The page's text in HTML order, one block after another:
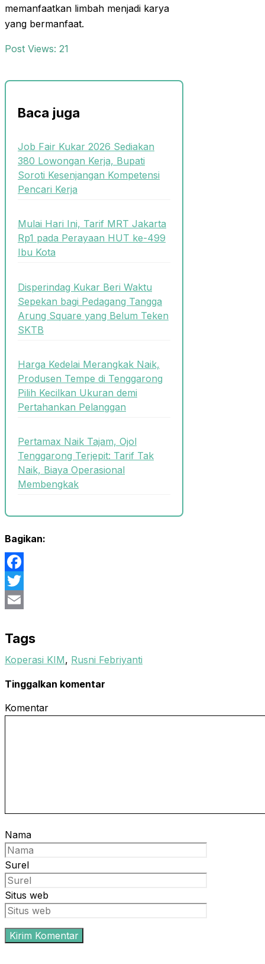
memanfaatkan limbah menjadi karya
yang bermanfaat.
Post Views: 21
Baca juga
Job Fair Kukar 2026 Sediakan
380 Lowongan Kerja, Bupati
Soroti Kesenjangan Kompetensi
Pencari Kerja
Mulai Hari Ini, Tarif MRT Jakarta
Rp1 pada Perayaan HUT ke-499
Ibu Kota
Disperindag Kukar Beri Waktu
Sepekan bagi Pedagang Tangga
Arung Square yang Belum Teken
SKTB
Harga Kedelai Merangkak Naik,
Produsen Tempe di Tenggarong
Pilih Kecilkan Ukuran demi
Pertahankan Pelanggan
Pertamax Naik Tajam, Ojol
Tenggarong Terjepit: Tarif Tak
Naik, Biaya Operasional
Membengkak
Bagikan:
Facebook
Twitter
Tags
Koperasi KIM, Rusni Febriyanti
Tinggalkan komentar
Komentar
Nama
Surel
Situs web